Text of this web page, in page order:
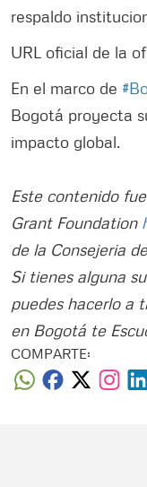
respaldo
URL oficial de la
En el marco de
Bogotá proyecta
impacto global.
Este contenido
Grant Foundation
de la Consejeria
Si tienes alguna
puedes hacerlo a
en Bogotá te
COMPARTE: